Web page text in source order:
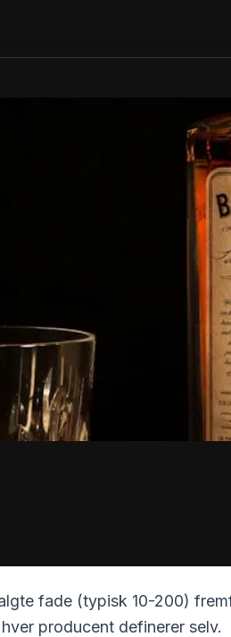
fade (typisk 10-200)
producent definerer selv.